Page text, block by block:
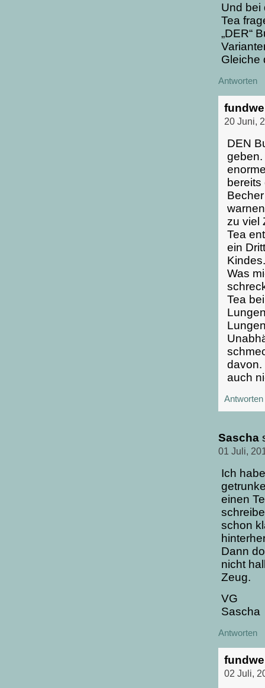
Und bei
Tea
„DER“
Gleiche
Antworten
20 Juni,
DEN
geben.
zu viel
Tea
ein
Kindes.
Was
Tea
davon.
auch
Antworten
Sascha
01 Juli,
Ich
einen
schon
Dann
nicht
Zeug.
VG
Sascha
Antworten
02 Juli,